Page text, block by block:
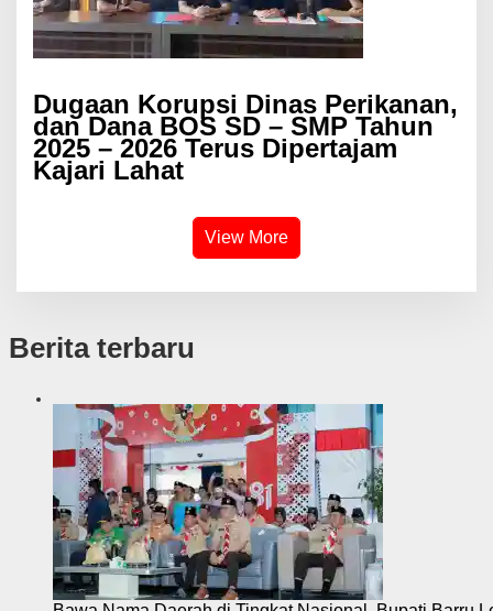
Dugaan Korupsi Dinas Perikanan,
dan Dana BOS SD – SMP Tahun
2025 – 2026 Terus Dipertajam
Kajari Lahat
View More
Berita terbaru